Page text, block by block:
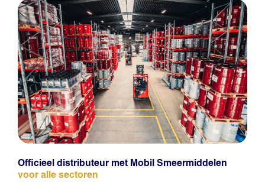
Officieel distributeur met Mobil Smeermiddelen
voor alle sectoren